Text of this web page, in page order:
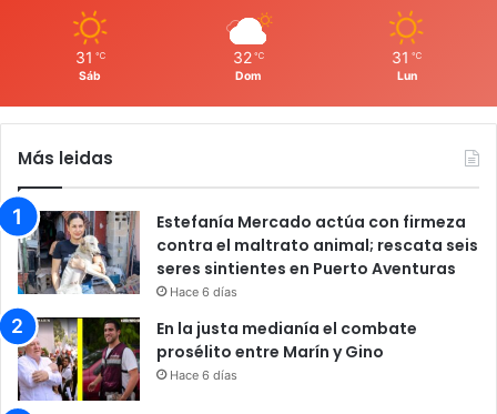
31 ℃
Sáb
32 ℃
Dom
31 ℃
Lun
Más leidas
Estefanía Mercado actúa con firmeza
contra el maltrato animal; rescata seis
seres sintientes en Puerto Aventuras
Hace 6 días
En la justa medianía el combate
prosélito entre Marín y Gino
Hace 6 días